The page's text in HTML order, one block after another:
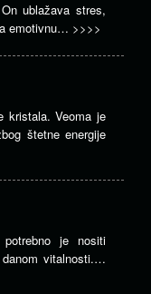
ublažava stres,
emotivnu… >>>>
kristala. Veoma je
štetne energije
je nositi
vitalnosti.…